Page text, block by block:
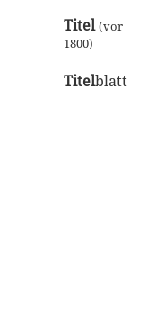
Titel (vor
1800)
Titelblatt